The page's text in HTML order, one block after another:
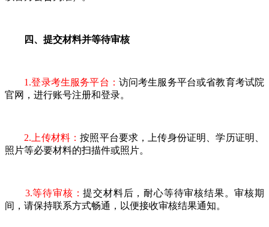
四、提交材料并等待审核
1.登录考生服务平台： 访问考生服务平台或省教育考试院
官网，进行账号注册和登录。
2.上传材料：按照平台要求，上传身份证明、学历证明、
照片等必要材料的扫描件或照片。
3.等待审核：提交材料后，耐心等待审核结果。审核期
间，请保持联系方式畅通，以便接收审核结果通知。